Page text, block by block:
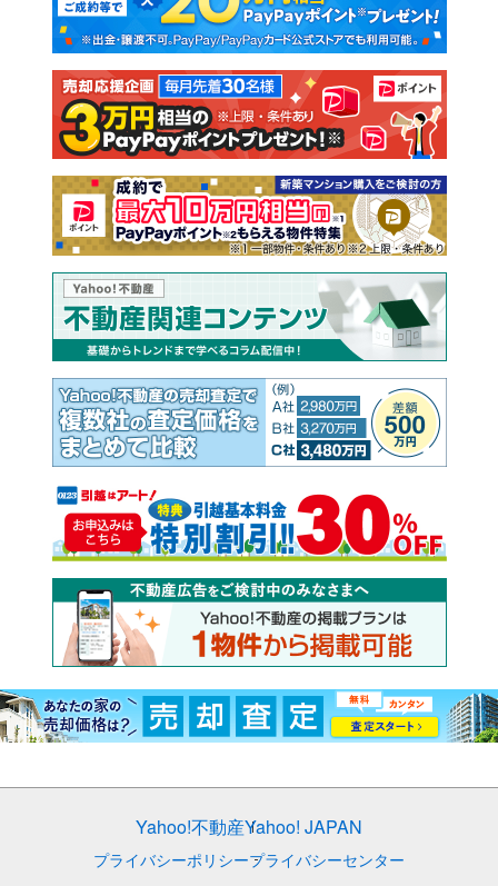
新築一戸建て 中古一戸建て
注文住宅 土地
売却査定
Yahoo!不動産Yahoo! JAPAN
プライバシーポリシープライバシーセンター